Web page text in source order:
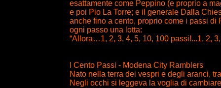
esattamente come Peppino (e proprio a
e poi Pio La Torre; e il generale Dalla
anche fino a cento, proprio come i passi
ogni passo una lotta:
“Allora…1, 2, 3, 4, 5, 10, 100 passi!...1, 2,
I Cento Passi - Modena City Ramblers
Nato nella terra dei vespri e degli aranci,
Negli occhi si leggeva la voglia di